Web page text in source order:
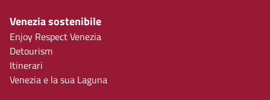
Venezia sostenibile
Enjoy Respect Venezia
Detourism
Itinerari
Venezia e la sua Laguna